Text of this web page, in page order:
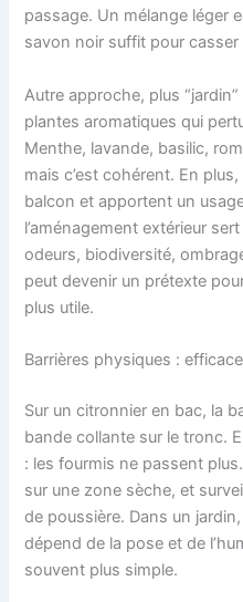
passage. Un mélange léger
savon noir suffit pour casser
Autre approche, plus
plantes aromatiques qui
Menthe, lavande, basilic,
mais c’est cohérent. En
balcon et apportent un
l’aménagement extérieur
odeurs, biodiversité,
peut devenir un prétexte
plus utile.
Barrières physiques :
Sur un citronnier en bac, la
bande collante sur le tronc.
: les fourmis ne passent
sur une zone sèche, et
de poussière. Dans un
dépend de la pose et de
souvent plus simple.